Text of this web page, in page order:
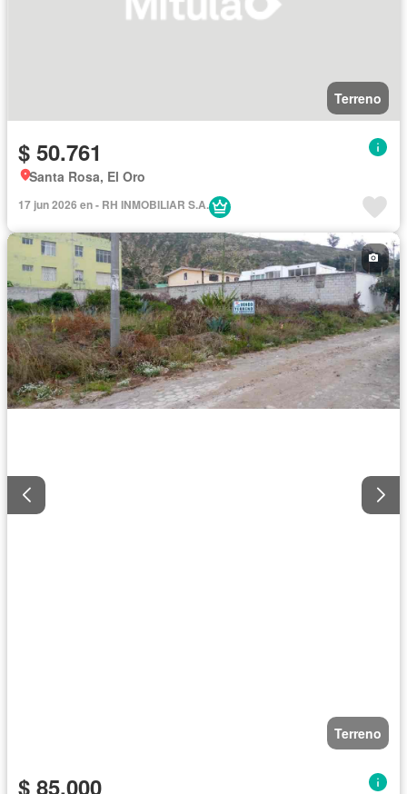
Terreno
$ 50.761
Santa Rosa, El Oro
17 jun 2026 en - RH INMOBILIAR S.A.
Terreno
$ 85.000